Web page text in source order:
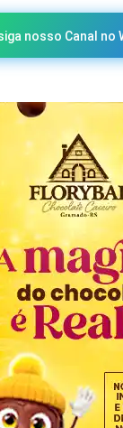
nosso Canal no